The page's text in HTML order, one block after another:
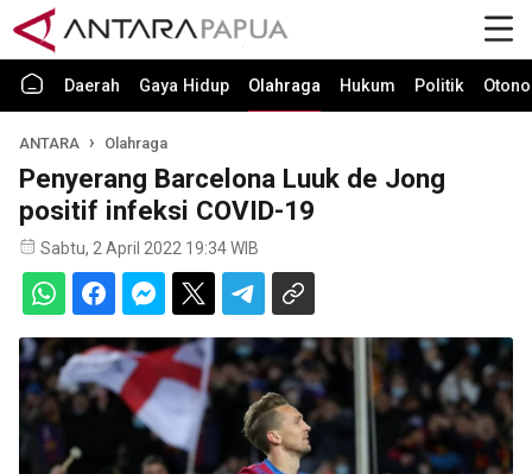
Daerah Gaya Hidup Olahraga Hukum Politik
ANTARA Olahraga
Penyerang Barcelona Luuk de Jong
positif infeksi COVID-19
Sabtu, 2 April 2022 19:34 WIB